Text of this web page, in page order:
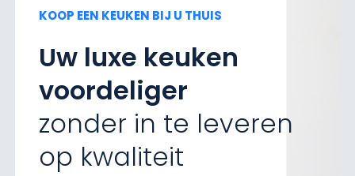
KOOP EEN KEUKEN BIJ U THUIS
Uw luxe keuken
voordeliger
zonder in te leveren
op kwaliteit